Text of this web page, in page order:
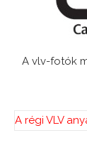
A vlv-fotók
A régi VLV